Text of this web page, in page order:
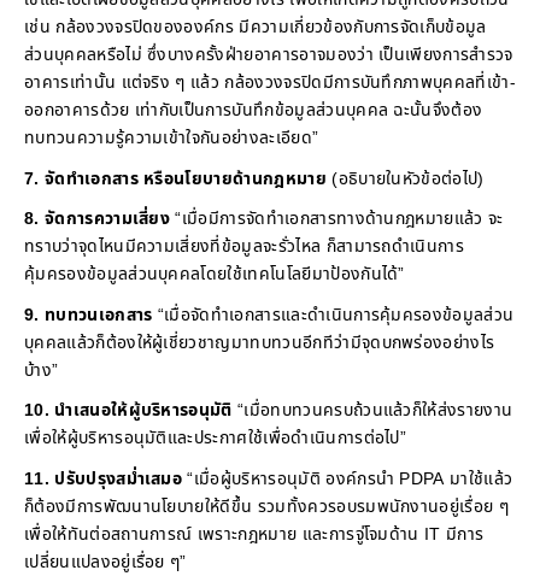
เช่น กล้องวงจรปิดขององค์กร มีความเกี่ยวข้องกับการจัดเก็บข้อมูล
ส่วนบุคคลหรือไม่ ซึ่งบางครั้งฝ่ายอาคารอาจมองว่า เป็นเพียงการสำรวจ
อาคารเท่านั้น แต่จริง ๆ แล้ว กล้องวงจรปิดมีการบันทึกภาพบุคคลที่เข้า-
ออกอาคารด้วย เท่ากับเป็นการบันทึกข้อมูลส่วนบุคคล ฉะนั้นจึงต้อง
ทบทวนความรู้ความเข้าใจกันอย่างละเอียด”
7. จัดทำเอกสาร หรือนโยบายด้านกฎหมาย (อธิบายในหัวข้อต่อไป)
8. จัดการความเสี่ยง“เมื่อมีการจัดทำเอกสารทางด้านกฎหมายแล้ว จะ
ทราบว่าจุดไหนมีความเสี่ยงที่ข้อมูลจะรั่วไหล ก็สามารถดำเนินการ
คุ้มครองข้อมูลส่วนบุคคลโดยใช้เทคโนโลยีมาป้องกันได้”
9. ทบทวนเอกสาร “เมื่อจัดทำเอกสารและดำเนินการคุ้มครองข้อมูลส่วน
บุคคลแล้วก็ต้องให้ผู้เชี่ยวชาญมาทบทวนอีกทีว่ามีจุดบกพร่องอย่างไร
บ้าง”
10. นำเสนอให้ผู้บริหารอนุมัติ “เมื่อทบทวนครบถ้วนแล้วก็ให้ส่งรายงาน
เพื่อให้ผู้บริหารอนุมัติและประกาศใช้เพื่อดำเนินการต่อไป”
11. ปรับปรุงสม่ำเสมอ“เมื่อผู้บริหารอนุมัติ องค์กรนำ PDPA มาใช้แล้ว
ก็ต้องมีการพัฒนานโยบายให้ดีขึ้น รวมทั้งควรอบรมพนักงานอยู่เรื่อย ๆ
เพื่อให้ทันต่อสถานการณ์ เพราะกฎหมาย และการจู่โจมด้าน IT มีการ
เปลี่ยนแปลงอยู่เรื่อย ๆ”